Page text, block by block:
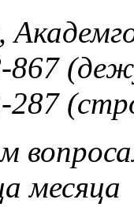
867
месяца